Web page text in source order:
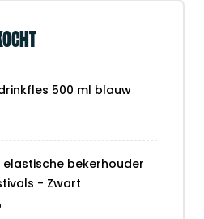
500 ml blauw
elastische bekerhouder
- Zwart